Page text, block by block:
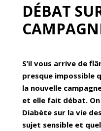
DÉBAT
S’il vous arrive de
presque impossible
la nouvelle
et elle fait débat.
Diabète sur la vie
sujet sensible et